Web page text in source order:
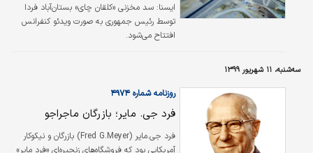
ايسنا: سد مخزنی «کلقان چای» بستان‌آباد فردا
توسط رئیس جمهوری به صورت ویدئو کنفرانس
افتتاح می‌شود.
سه‌شنبه، ۱۱ شهریور ۱۳۹۹
روزنامه شماره ۴۹۷۴
فرد جی. مایر؛ بازرگان ماجراجو
فرد جی.‌‌مایر (Fred G.‌Meyer) بازرگان و نیکوکار
آمریکایی بود که فروشگاه‌های زنجیره‌ای «فرد مایر»